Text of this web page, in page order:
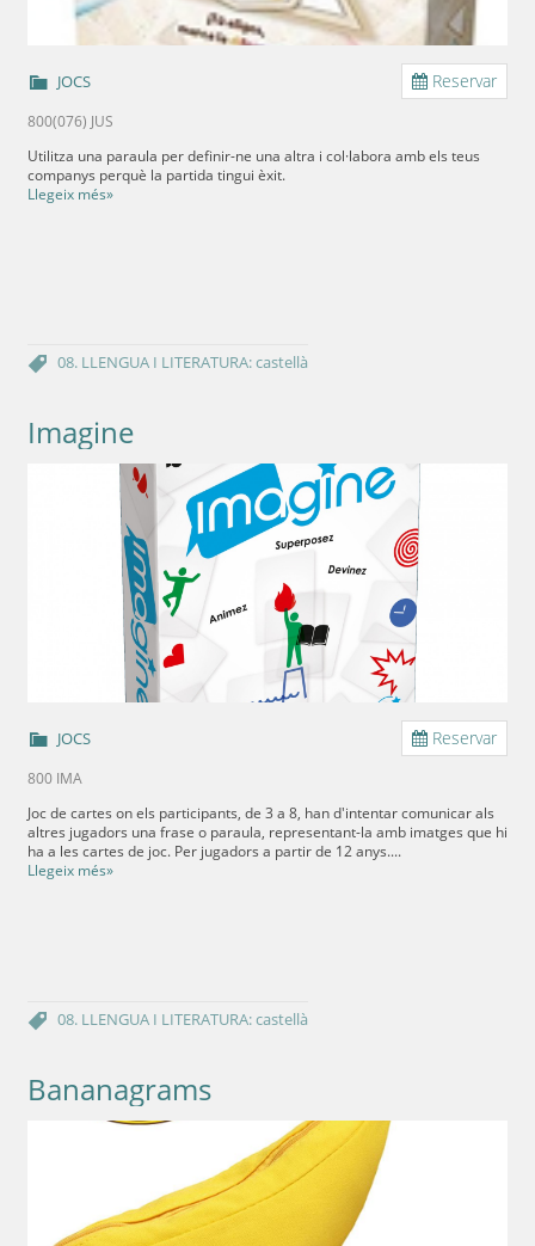
Reservar
JOCS
800(076) JUS
Utilitza una paraula per definir-ne una altra i col·labora amb els teus
companys perquè la partida tingui èxit.
Llegeix més»
08. LLENGUA I LITERATURA: castellà
Imagine
Reservar
JOCS
800 IMA
Joc de cartes on els participants, de 3 a 8, han d'intentar comunicar als
altres jugadors una frase o paraula, representant-la amb imatges que hi
ha a les cartes de joc. Per jugadors a partir de 12 anys....
Llegeix més»
08. LLENGUA I LITERATURA: castellà
Bananagrams